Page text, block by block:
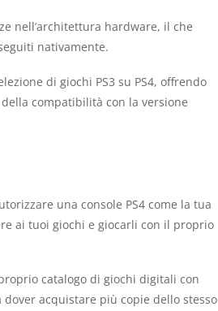
nell’architettura hardware, il che
nativamente.
di giochi PS3 su PS4, offrendo
compatibilità con la versione
una console PS4 come la tua
ai tuoi giochi e giocarli con il proprio
catalogo di giochi digitali con
acquistare più copie dello stesso